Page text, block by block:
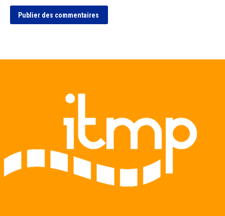
Publier des commentaires